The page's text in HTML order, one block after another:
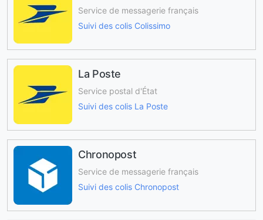
Service de messagerie français
Suivi des colis Colissimo
La Poste
Service postal d'État
Suivi des colis La Poste
Chronopost
Service de messagerie français
Suivi des colis Chronopost